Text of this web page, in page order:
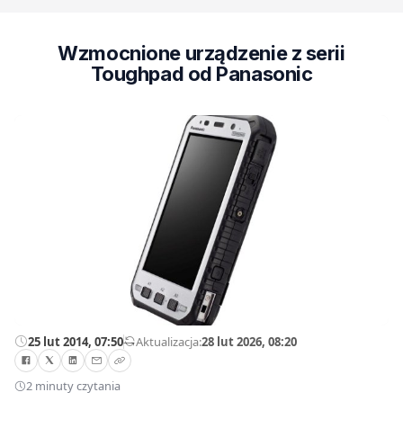
Wzmocnione urządzenie z serii
Toughpad od Panasonic
25 lut 2014, 07:50—Aktualizacja:28 lut 2026, 08:20
2 minuty czytania